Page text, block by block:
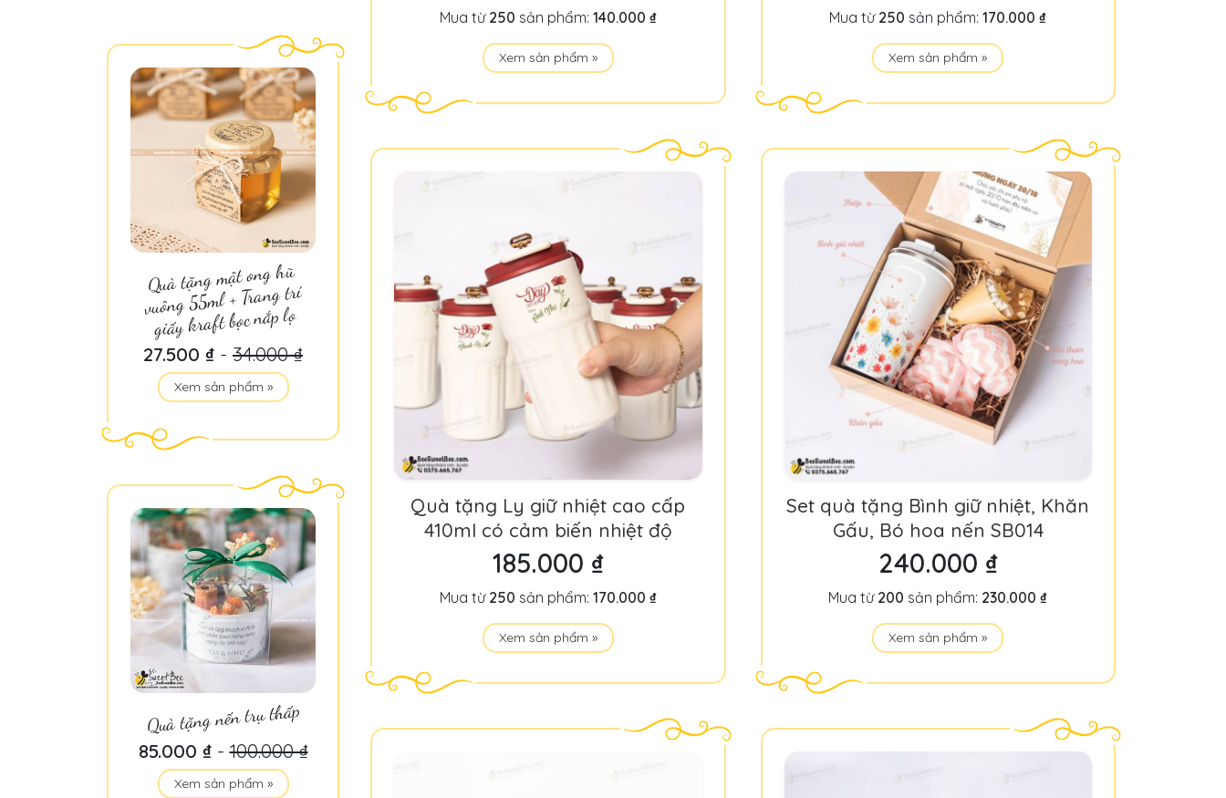
Mua từ 250 sản phẩm: 140.000 ₫
Xem sản phẩm »
Mua từ 250 sản phẩm:170.000 ₫
Xem sản phẩm »
Quà tặng Ly giữ nhiệt cao cấp
410ml có cảm biến nhiệt độ
185.000 ₫
Mua từ 250 sản phẩm: 170.000 ₫
Xem sản phẩm »
Set quà tặng Bình giữ nhiệt, Khăn
Gấu, Bó hoa nến SB014
240.000 ₫
Mua từ 200 sản phẩm: 230.000 ₫
Xem sản phẩm »
Quà tặng mật ong hũ
vuông 55ml + Trang trí
giấy kraft bọc nắp lọ
27.500 ₫ - 34.000 ₫
Xem sản phẩm »
Quà tặng nến trụ thấp
85.000 ₫-100.000 ₫
Xem sản phẩm »